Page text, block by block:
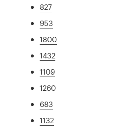
827
953
1800
1432
1109
1260
683
1132